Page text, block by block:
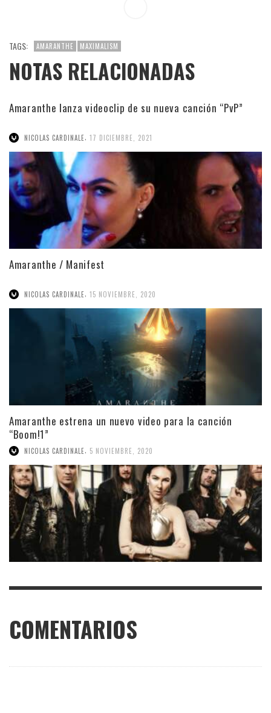
TAGS: AMARANTHE MAXIMALISM
NOTAS RELACIONADAS
Amaranthe lanza videoclip de su nueva canción “PvP”
NICOLAS CARDINALE, 17 DICIEMBRE, 2021
Amaranthe / Manifest
NICOLAS CARDINALE 15 NOVIEMBRE, 2020
Amaranthe estrena un nuevo video para la canción
“Boom!1”
NICOLAS CARDINALE 5 NOVIEMBRE, 2020
COMENTARIOS